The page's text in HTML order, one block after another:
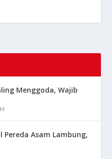
Menggoda, Wajib
Pereda Asam Lambung,